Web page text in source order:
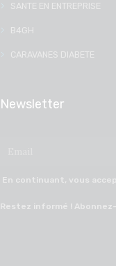
SANTE EN ENTREPRISE
B4GH
CARAVANES DIABETE
Newsletter
En continuant, vous
Restez informé !